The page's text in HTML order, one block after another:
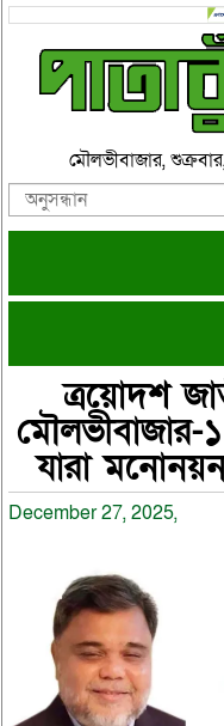
মৌলভীবাজার,
ত্রয়োদশ
মৌলভীবাজার-
যারা
December 27, 2025,